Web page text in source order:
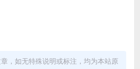
，如无特殊说明或标注，均为本站原